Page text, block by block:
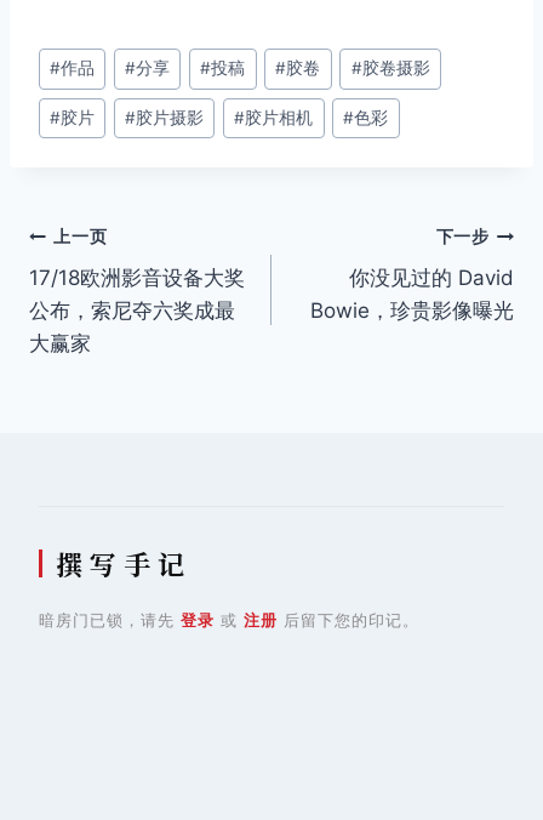
文
章
标
#作品 #分享 #投稿 #胶卷 #胶卷摄影
#胶片 #胶片摄影 #胶片相机 #色彩
文
章
导
上一页
17/18欧洲影音设备大奖
公布，索尼夺六奖成最
大赢家
下一步
你没见过的 David
Bowie，珍贵影像曝光
撰 写 手 记
暗房门已锁，请先 登录 或 注册 后留下您的印记。